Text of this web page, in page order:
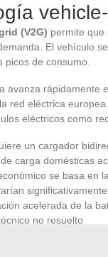
(V2G) permite que
El vehículo
picos de consumo.
avanza rápidamente
red eléctrica
eléctricos como
un cargador
carga domésticas
se basa en
acelerada de la
no resuelto